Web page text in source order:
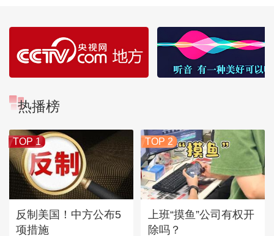
热播榜
TOP 1
反制美国！中方公布5
项措施
TOP 2
上班“摸鱼”公司有权开
除吗？